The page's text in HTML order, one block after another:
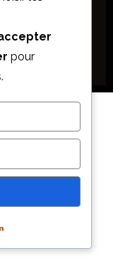
dans toute la
d’antiquités.
: 0711.872.211
pour